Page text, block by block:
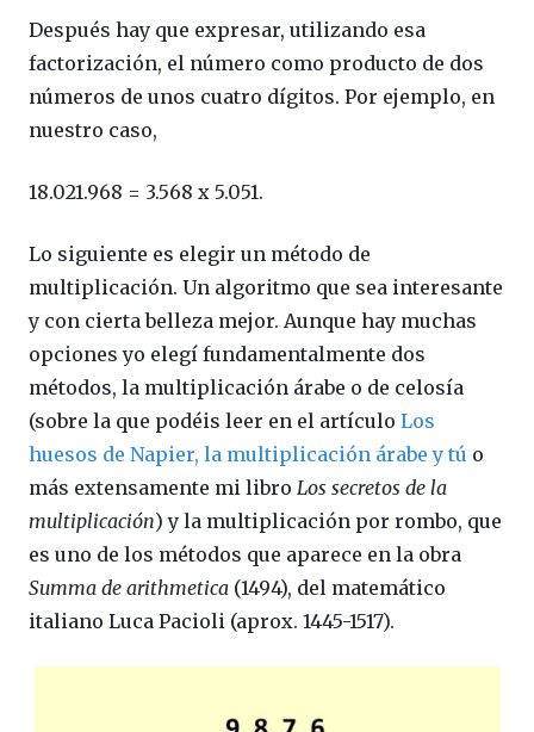
Después hay que expresar, utilizando esa
factorización, el número como producto de dos
números de unos cuatro dígitos. Por ejemplo, en
nuestro caso,
18.021.968 = 3.568 x 5.051.
Lo siguiente es elegir un método de
multiplicación. Un algoritmo que sea interesante
y con cierta belleza mejor. Aunque hay muchas
opciones yo elegí fundamentalmente dos
métodos, la multiplicación árabe o de celosía
(sobre la que podéis leer en el artículo Los
huesos de Napier, la multiplicación árabe y tú o
más extensamente mi libro Los secretos de la
multiplicación) y la multiplicación por rombo, que
es uno de los métodos que aparece en la obra
Summa de arithmetica (1494), del matemático
italiano Luca Pacioli (aprox. 1445-1517).